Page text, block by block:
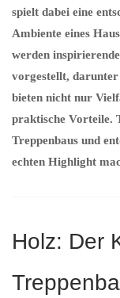
spielt dabei eine
Ambiente eines
werden
vorgestellt,
bieten nicht nur
praktische Vorteile.
Treppenbaus und
echten Highlight
Holz: Der